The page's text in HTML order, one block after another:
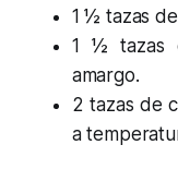
1 ½ tazas
1 ½ tazas
amargo.
2 tazas de
a